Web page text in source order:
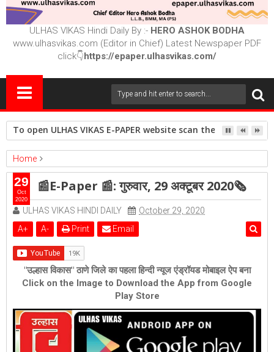
ULHAS VIKAS Hindi Daily By :- HERO ASHOK BODHA
www.ulhasvikas.com (Editor in Chief) Latest Newspaper PDF
click👇https://epaper.ulhasvikas.com/
To open ULHAS VIKAS E-PAPER website scan the QR
Home
epaper
Featured 📰E-Paper 📰: गुरुवार, 29 अक्टूबर 2020🗞
📰E-Paper 📰: गुरुवार, 29 अक्टूबर 2020🗞
ULHAS VIKAS HINDI DAILY
October 29, 2020
A+ A- Print Email
"उल्हास विकास" ठाणे जिले का पहला हिन्दी न्यूज एंड्रॉयड मोबाइल ऐप बना
Click on the Image to Download the App from Google
Play Store
29
Oct
2020